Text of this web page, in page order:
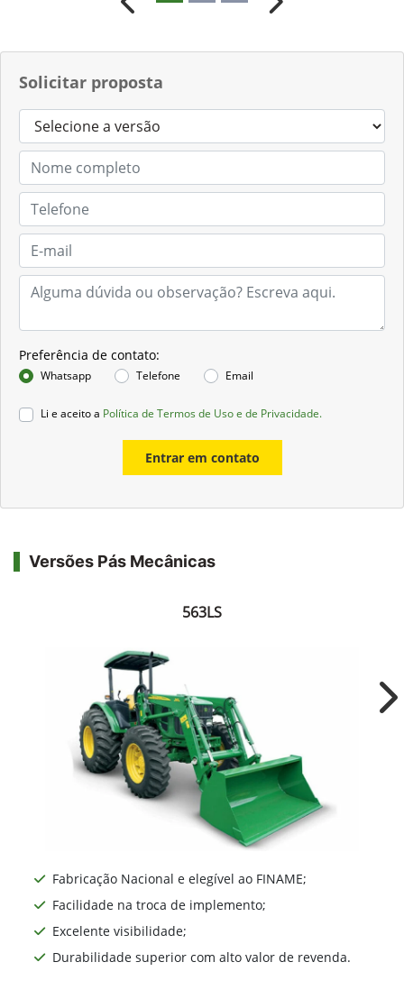
Solicitar proposta
Preferência de contato:
Whatsapp Telefone Email
Li e aceito a Política de Termos de Uso e de Privacidade.
Entrar em contato
Anterior Próximo
Versões Pás Mecânicas
563LS
Fabricação Nacional e elegível ao FINAME;
Facilidade na troca de implemento;
Excelente visibilidade;
Durabilidade superior com alto valor de revenda.